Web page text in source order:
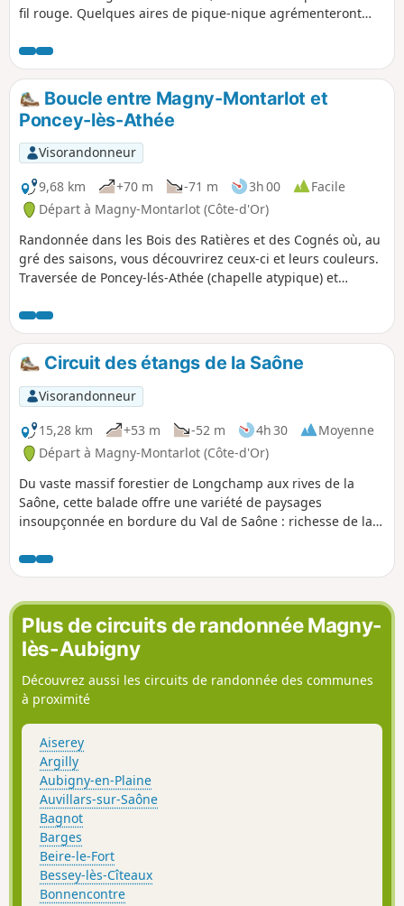
fil rouge. Quelques aires de pique-nique agrémenteront
Boucle entre Magny-Montarlot et
Poncey-lès-Athée
Visorandonneur
9,68 km
+70 m -71 m 3h 00
Facile
Départ à Magny-Montarlot (Côte-d'Or)
Randonnée dans les Bois des Ratières et des Cognés où, au
gré des saisons, vous découvrirez ceux-ci et leurs couleurs.
Traversée de Poncey-lés-Athée (chapelle atypique) et
des prairies.
Circuit des étangs de la Saône
Visorandonneur
15,28 km
+53 m -52 m 4h 30
Moyenne
Départ à Magny-Montarlot (Côte-d'Or)
Du vaste massif forestier de Longchamp aux rives de la
Saône, cette balade offre une variété de paysages
insoupçonnée en bordure du Val de Saône : richesse de la
lavoirs, château à Athé. Il y également le barrage sur la
Saône et la Plate à Poncey-lès-Athée, les étangs à Magny-
Montarlot et les magnifiques villages au passé riche en
histoire. C'est parti !
Plus de circuits de randonnée Magny-
lès-Aubigny
Découvrez aussi les circuits de randonnée des communes
à proximité
Aiserey
Argilly
Aubigny-en-Plaine
Auvillars-sur-Saône
Bagnot
Barges
Beire-le-Fort
Bessey-lès-Cîteaux
Bonnencontre